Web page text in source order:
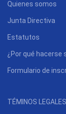
Quienes somos
Junta Directiva
Estatutos
¿Por qué hacerse
Formulario de
TÉMINOS LEGALES